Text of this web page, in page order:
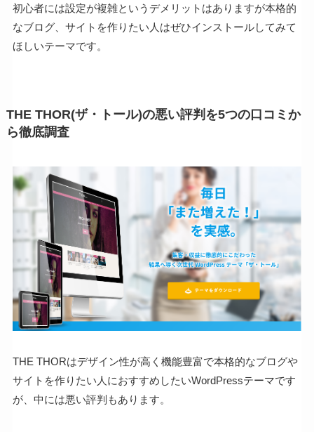
初心者には設定が複雑というデメリットはありますが本格的
なブログ、サイトを作りたい人はぜひインストールしてみて
ほしいテーマです。
THE THOR(ザ・トール)の悪い評判を5つの口コミか
ら徹底調査
THE THORはデザイン性が高く機能豊富で本格的なブログや
サイトを作りたい人におすすめしたいWordPressテーマです
が、中には悪い評判もあります。